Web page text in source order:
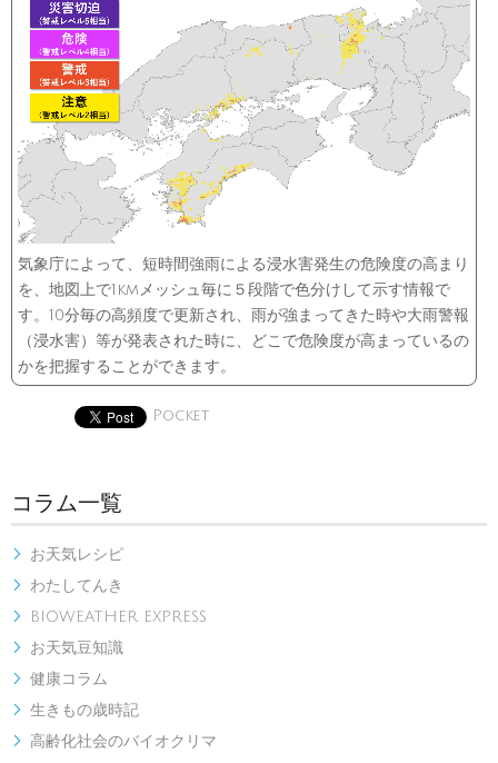
気象庁によって、短時間強雨による浸水害発生の危険度の高まり
を、地図上で1kmメッシュ毎に５段階で色分けして示す情報で
す。10分毎の高頻度で更新され、雨が強まってきた時や大雨警報
（浸水害）等が発表された時に、どこで危険度が高まっているの
かを把握することができます。
Pocket
コラム一覧
 お天気レシピ
 わたしてんき
 BIOWEATHER EXPRESS
 お天気豆知識
 健康コラム
 生きもの歳時記
 高齢化社会のバイオクリマ